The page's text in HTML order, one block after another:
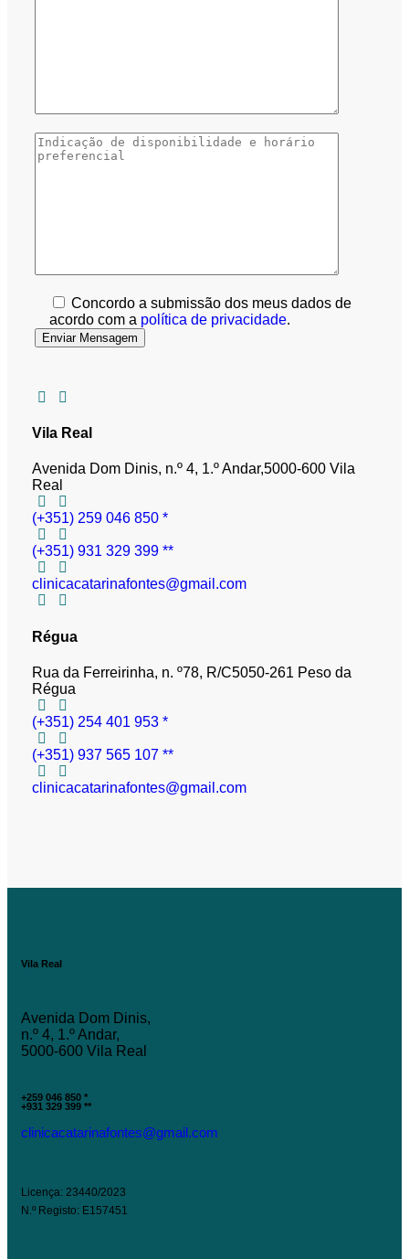
Concordo a submissão dos meus dados de
acordo com a política de privacidade.
Vila Real
Avenida Dom Dinis, n.º 4, 1.º Andar,5000-600 Vila
Real
(+351) 259 046 850 *
(+351) 931 329 399 **
clinicacatarinafontes@gmail.com
Régua
Rua da Ferreirinha, n. º78, R/C5050-261 Peso da
Régua
(+351) 254 401 953 *
(+351) 937 565 107 **
clinicacatarinafontes@gmail.com
Vila Real
Avenida Dom Dinis,
n.º 4, 1.º Andar,
5000-600 Vila Real
+259 046 850 *
+931 329 399 **
clinicacatarinafontes@gmail.com
Licença: 23440/2023
N.º Registo: E157451